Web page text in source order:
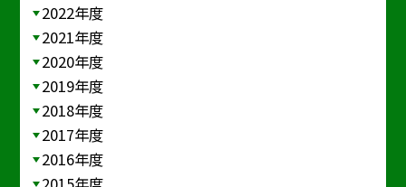
2022年度
2021年度
2020年度
2019年度
2018年度
2017年度
2016年度